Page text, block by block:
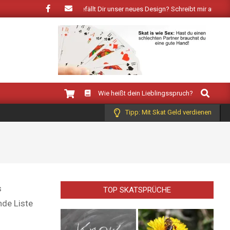
der Frühling: Wie gefällt Dir unser neues Design? Schreibt mir auf
Wie heißt dein Lieblingsspruch?
Search
Tipp: Mit Skat Geld verdienen
Liste
TOP SKATSPRÜCHE